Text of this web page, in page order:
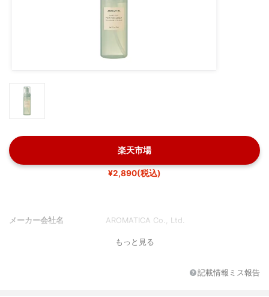
楽天市場
¥2,890(税込)
メーカー会社名 AROMATICA Co., Ltd.
もっと見る
記載情報ミス報告